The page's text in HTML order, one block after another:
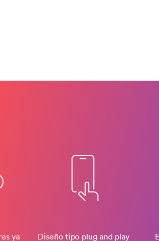
ya
Diseño tipo plug and play